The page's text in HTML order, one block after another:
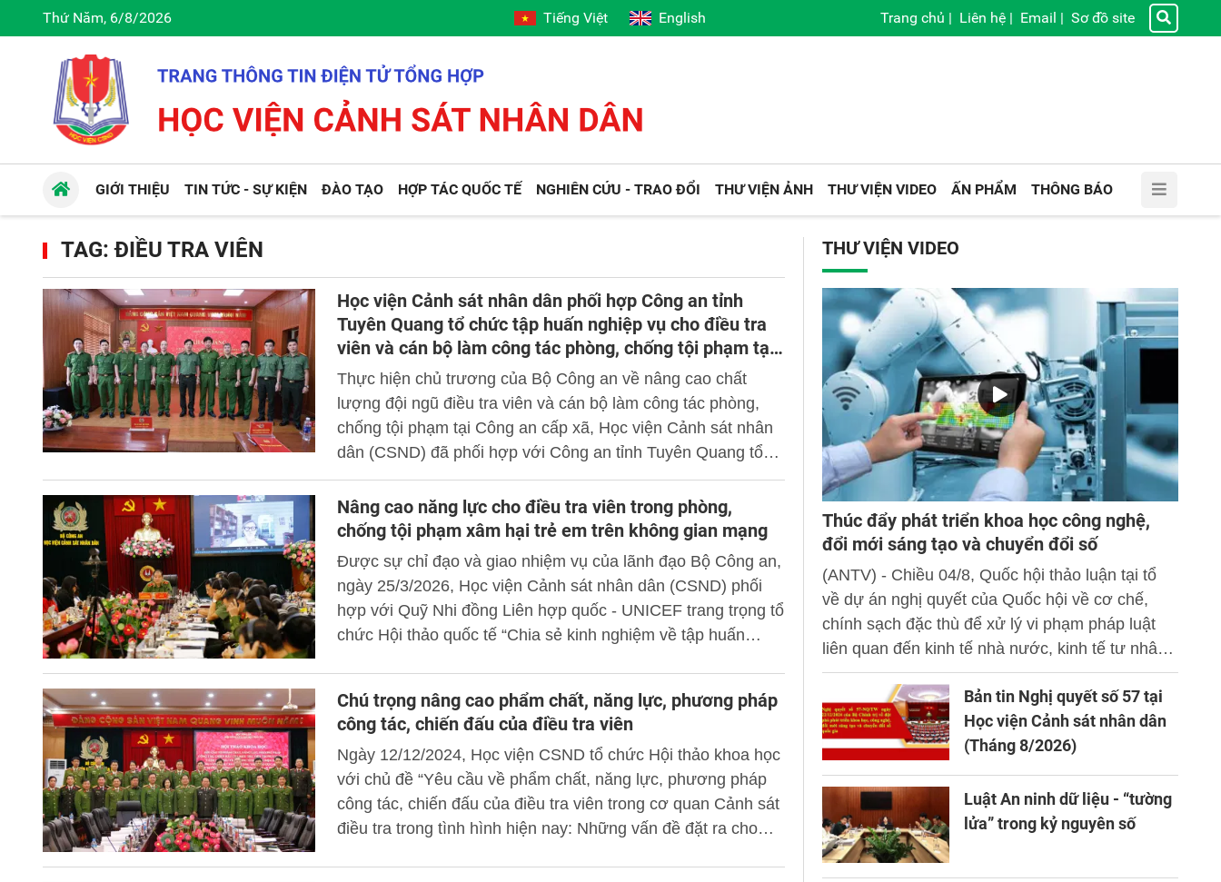
Thứ Năm, 6/8/2026 Tiếng Việt English Trang chủ | Liên hệ | Email | Sơ đồ site
GIỚI THIỆU TIN TỨC - SỰ KIỆN ĐÀO TẠO HỢP TÁC QUỐC TẾ NGHIÊN CỨU - TRAO ĐỔI THƯ VIỆN ẢNH THƯ VIỆN VIDEO ẤN PHẨM THÔNG BÁO
TAG: ĐIỀU TRA VIÊN
Học viện Cảnh sát nhân dân phối hợp Công an tỉnh
Tuyên Quang tổ chức tập huấn nghiệp vụ cho điều tra
viên và cán bộ làm công tác phòng, chống tội phạm tại
Công an cấp xã
Thực hiện chủ trương của Bộ Công an về nâng cao chất
lượng đội ngũ điều tra viên và cán bộ làm công tác phòng,
chống tội phạm tại Công an cấp xã, Học viện Cảnh sát nhân
dân (CSND) đã phối hợp với Công an tỉnh Tuyên Quang tổ
chức lớp tập huấn nghiệp vụ dành cho Điều tra viên và cán
bộ làm công tác phòng, chống tội phạm đang công tác tại
Công an cấp xã trên địa bàn tỉnh.
Nâng cao năng lực cho điều tra viên trong phòng,
chống tội phạm xâm hại trẻ em trên không gian mạng
Được sự chỉ đạo và giao nhiệm vụ của lãnh đạo Bộ Công an,
ngày 25/3/2026, Học viện Cảnh sát nhân dân (CSND) phối
hợp với Quỹ Nhi đồng Liên hợp quốc - UNICEF trang trọng tổ
chức Hội thảo quốc tế “Chia sẻ kinh nghiệm về tập huấn
TS. Chử Văn Dũng - Phó Giám đốc Học viện chủ trì Hội thảo.
Chú trọng nâng cao phẩm chất, năng lực, phương pháp
công tác, chiến đấu của điều tra viên
Ngày 12/12/2024, Học viện CSND tổ chức Hội thảo khoa học
với chủ đề “Yêu cầu về phẩm chất, năng lực, phương pháp
công tác, chiến đấu của điều tra viên trong cơ quan Cảnh sát
điều tra trong tình hình hiện nay: Những vấn đề đặt ra cho
THƯ VIỆN VIDEO
Thúc đẩy phát triển khoa học công nghệ,
đổi mới sáng tạo và chuyển đổi số
(ANTV) - Chiều 04/8, Quốc hội thảo luận tại tổ
về dự án nghị quyết của Quốc hội về cơ chế,
chính sạch đặc thù để xử lý vi phạm pháp luật
liên quan đến kinh tế nhà nước, kinh tế tư nhân
và ứng dụng khoa học công nghệ, đổi mới sáng
tạo và chuyển đổi số.Bản tin Nghị quyết số 57 tại
Học viện Cảnh sát nhân dân
(Tháng 8/2026)
Luật An ninh dữ liệu - “tường
lửa” trong kỷ nguyên số